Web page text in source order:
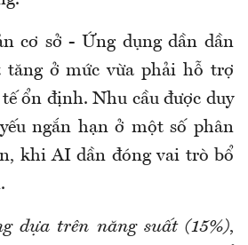
cơ sở - Ứng dụng dần dần
tăng ở mức vừa phải hỗ trợ
ổn định. Nhu cầu được duy
ngắn hạn ở một số phân
khi AI dần đóng vai trò bổ
dựa trên năng suất (15%),